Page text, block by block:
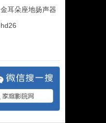
金耳朵座地扬声器
hd26